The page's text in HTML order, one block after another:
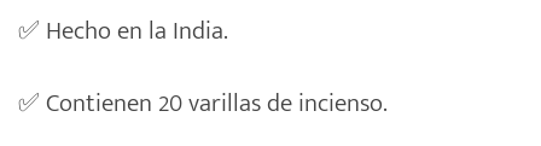
✅ Hecho en la India.
✅Contienen 20 varillas de incienso.